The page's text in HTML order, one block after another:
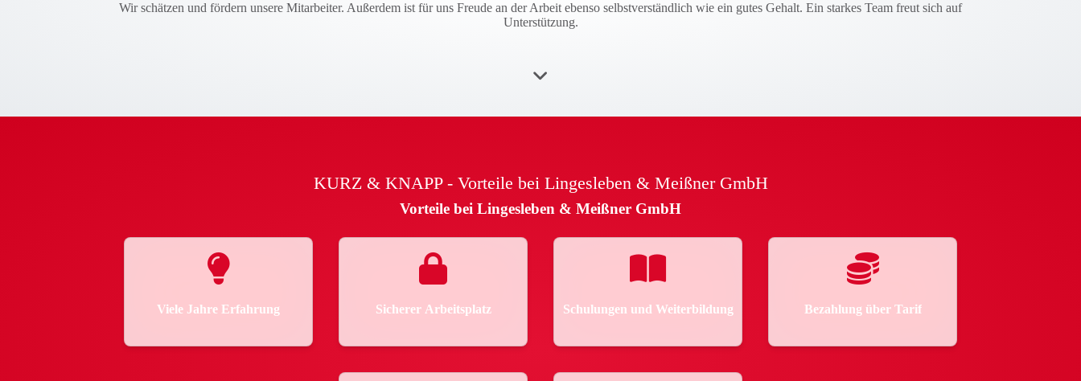
Wir schätzen und fördern unsere Mitarbeiter. Außerdem ist für uns Freude an der Arbeit ebenso selbstverständlich wie ein gutes Gehalt. Ein starkes Team freut sich auf
Unterstützung.
KURZ & KNAPP - Vorteile bei Lingesleben & Meißner GmbH
Vorteile bei Lingesleben & Meißner GmbH
Viele Jahre Erfahrung Sicherer Arbeitsplatz Schulungen und Weiterbildung Bezahlung über Tarif